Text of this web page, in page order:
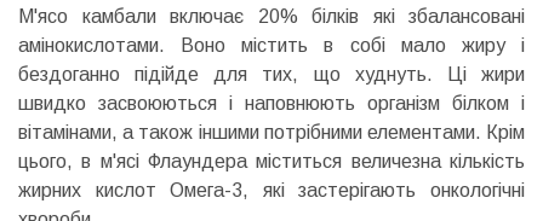
М'ясо камбали включає 20% білків які збалансовані
амінокислотами. Воно містить в собі мало жиру і
бездоганно підійде для тих, що худнуть. Ці жири
швидко засвоюються і наповнюють організм білком і
вітамінами, а також іншими потрібними елементами. Крім
цього, в м'ясі Флаундера міститься величезна кількість
жирних кислот Омега-3, які застерігають онкологічні